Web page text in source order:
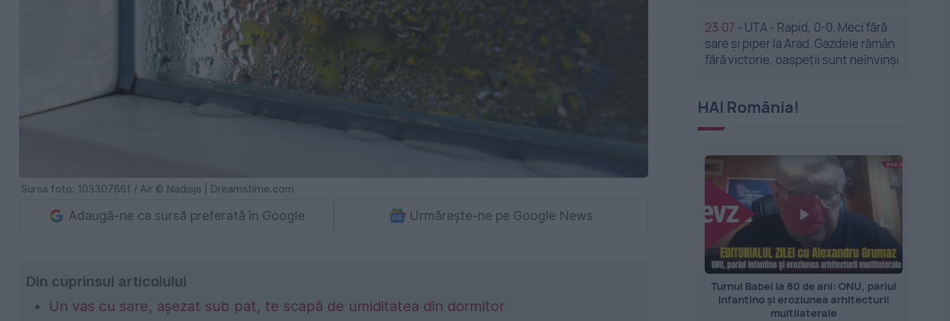
Sursa foto: 103307661 / Air © Nadisja | Dreamstime.com
Adaugă-ne ca sursă preferată în Google Urmărește-ne pe Google News
Din cuprinsul articolului
Un vas cu sare, așezat sub pat, te scapă de umiditatea din dormitor
23:07 - UTA - Rapid, 0-0. Meci fără
sare și piper la Arad. Gazdele rămân
fără victorie, oaspeții sunt neînvinși
HAI România!
Turnul Babel la 80 de ani: ONU, pariul
Infantino și eroziunea arhitecturii
multilaterale